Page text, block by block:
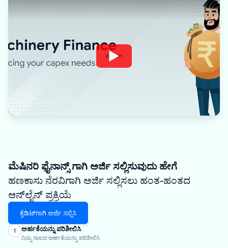
Watch
ಮೆಷಿನರಿ ಫೈನಾನ್ಸ್ ಗಾಗಿ ಅರ್ಜಿ ಸಲ್ಲಿಸುವುದು ಹೇಗೆ
ಹಣಕಾಸು ನೆರವಿಗಾಗಿ ಅರ್ಜಿ ಸಲ್ಲಿಸಲು ಹಂತ-ಹಂತದ
ಆನ್‌ಲೈನ್ ಪ್ರಕ್ರಿಯೆ
ಕ್ರೆಡಿಟ್‌ಗಾಗಿ ಅರ್ಜಿ ಸಲ್ಲಿಸಿ
1 ಅರ್ಹತೆಯನ್ನು ಪರಿಶೀಲಿಸಿ
ನಿಮ್ಮ ಸಾಲದ ಅರ್ಹತೆಯನ್ನು ಪರಿಶೀಲಿಸಿ